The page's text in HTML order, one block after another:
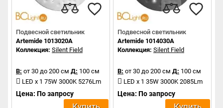
Подвесной светильник
Artemide 1013020A
Коллекция: Silent Field
В: от 30 до 200 см Д: 100 см
LED x 1 75W 3000K 5276Lm
Цена: По запросу
Подвесной светильник
Artemide 1014030A
Коллекция: Silent Field
В: от 30 до 200 см Д: 100 см
LED x 1 35W 3000K 2085Lm
Цена: По запросу